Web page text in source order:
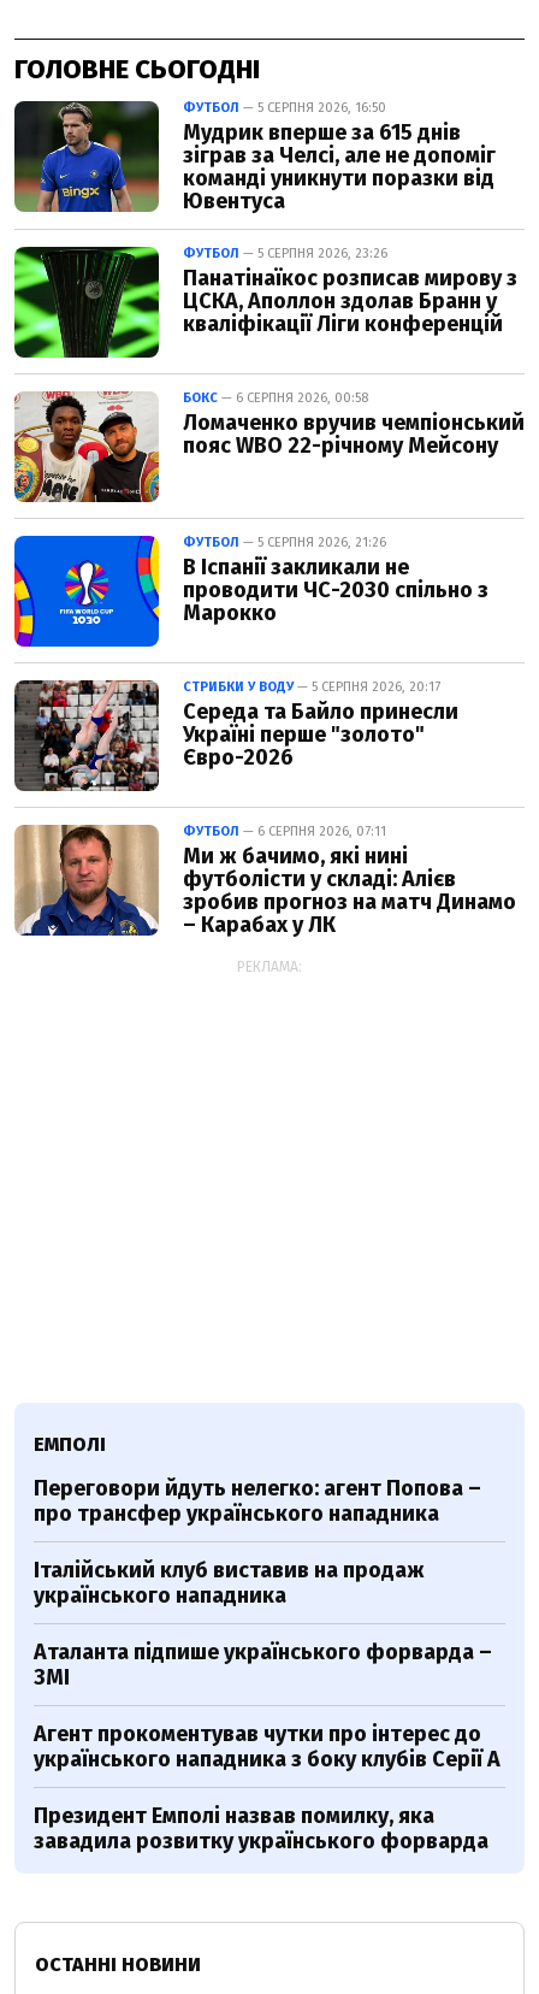
ГОЛОВНЕ СЬОГОДНІ
ФУТБОЛ — 5 СЕРПНЯ 2026, 16:50
Мудрик вперше за 615 днів
зіграв за Челсі, але не допоміг
команді уникнути поразки від
Ювентуса
ФУТБОЛ — 5 СЕРПНЯ 2026, 23:26
Панатінаїкос розписав мирову з
ЦСКА, Аполлон здолав Бранн у
кваліфікації Ліги конференцій
БОКС — 6 СЕРПНЯ 2026, 00:58
Ломаченко вручив чемпіонський
пояс WBO 22-річному Мейсону
ФУТБОЛ — 5 СЕРПНЯ 2026, 21:26
В Іспанії закликали не
проводити ЧС-2030 спільно з
Марокко
СТРИБКИ У ВОДУ— 5 СЕРПНЯ 2026, 20:17
Середа та Байло принесли
Україні перше "золото"
Євро-2026
ФУТБОЛ — 6 СЕРПНЯ 2026, 07:11
Ми ж бачимо, які нині
футболісти у складі: Алієв
зробив прогноз на матч Динамо
– Карабах у ЛК
РЕКЛАМА:
ЕМПОЛІ
Переговори йдуть нелегко: агент Попова –
про трансфер українського нападника
Італійський клуб виставив на продаж
українського нападника
Аталанта підпише українського форварда –
ЗМІ
Агент прокоментував чутки про інтерес до
українського нападника з боку клубів Серії А
Президент Емполі назвав помилку, яка
завадила розвитку українського форварда
ОСТАННІ НОВИНИ